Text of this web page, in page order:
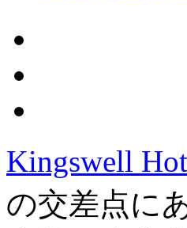
Kingswell
の交差点に